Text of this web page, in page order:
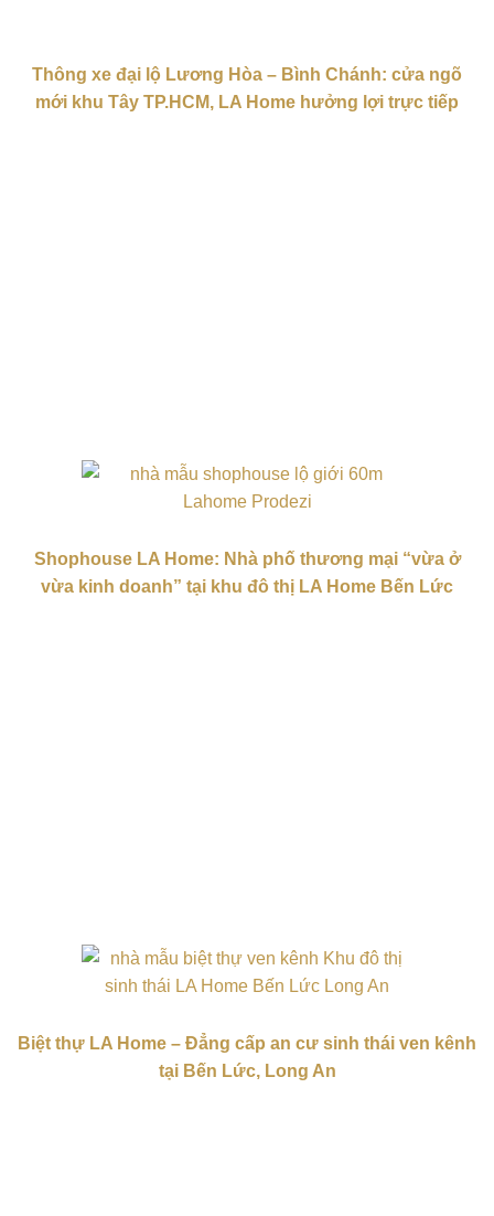
Thông xe đại lộ Lương Hòa – Bình Chánh: cửa ngõ
mới khu Tây TP.HCM, LA Home hưởng lợi trực tiếp
Shophouse LA Home: Nhà phố thương mại “vừa ở
vừa kinh doanh” tại khu đô thị LA Home Bến Lức
Biệt thự LA Home – Đẳng cấp an cư sinh thái ven kênh
tại Bến Lức, Long An